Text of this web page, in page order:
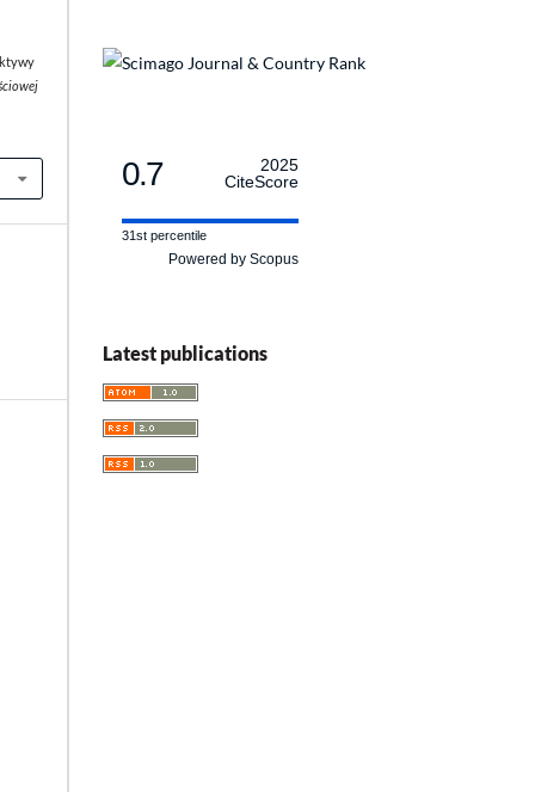
0.7
2025
CiteScore
31st percentile
Powered by Scopus
Latest publications